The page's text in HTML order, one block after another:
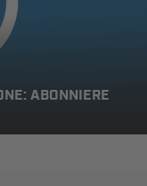
ABONNIERE